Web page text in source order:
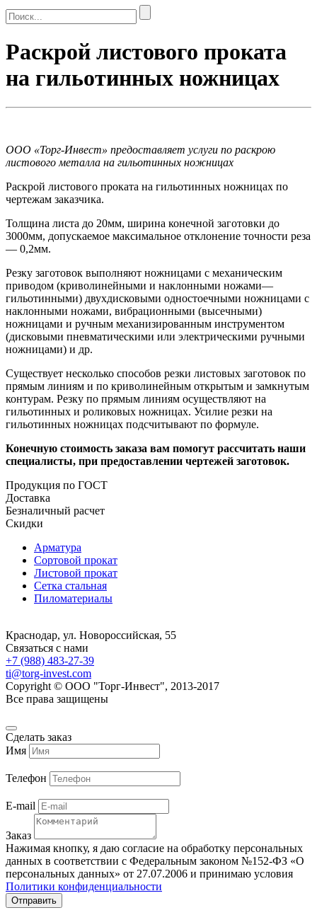
Раскрой листового проката
на гильотинных ножницах
ООО «Торг-Инвест» предоставляет услуги по раскрою
листового металла на гильотинных ножницах
Раскрой листового проката на гильотинных ножницах по
чертежам заказчика.
Толщина листа до 20мм, ширина конечной заготовки до
3000мм, допускаемое максимальное отклонение точности реза
— 0,2мм.
Резку заготовок выполняют ножницами с механическим
приводом (криволинейными и наклонными ножами—
гильотинными) двухдисковыми одностоечными ножницами с
наклонными ножами, вибрационными (высечными)
ножницами и ручным механизированным инструментом
(дисковыми пневматическими или электрическими ручными
ножницами) и др.
Существует несколько способов резки листовых заготовок по
прямым линиям и по криволинейным открытым и замкнутым
контурам. Резку по прямым линиям осуществляют на
гильотинных и роликовых ножницах. Усилие резки на
гильотинных ножницах подсчитывают по формуле.
Конечную стоимость заказа вам помогут рассчитать наши
специалисты, при предоставлении чертежей заготовок.
Продукция по ГОСТ
Доставка
Безналичный расчет
Скидки
Арматура
Сортовой прокат
Листовой прокат
Сетка стальная
Пиломатериалы
Краснодар, ул. Новороссийская, 55
Связаться с нами
+7 (988) 483-27-39
ti@torg-invest.com
Copyright © ООО "Торг-Инвест", 2013-2017
Все права защищены
Сделать заказ
Имя
Телефон
E-mail
Заказ
Нажимая кнопку, я даю согласие на обработку персональных
данных в соответствии с Федеральным законом №152-ФЗ «О
персональных данных» от 27.07.2006 и принимаю условия
Политики конфиденциальности